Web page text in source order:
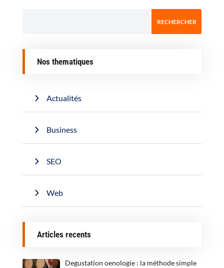
Nos thematiques
Actualités
Business
SEO
Web
Articles recents
Degustation oenologie : la méthode simple